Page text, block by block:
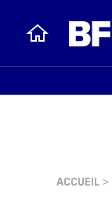
ACCUEIL >